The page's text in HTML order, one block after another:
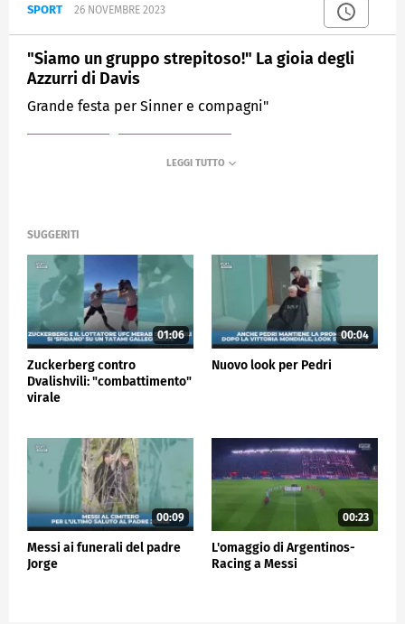
SPORT 26 NOVEMBRE 2023
"Siamo un gruppo strepitoso!" La gioia degli
Azzurri di Davis
Grande festa per Sinner e compagni"
SUGGERITI
01:06
Zuckerberg contro
Dvalishvili: "combattimento"
virale
00:04
Nuovo look per Pedri
00:09
Messi ai funerali del padre
Jorge
00:23
L'omaggio di Argentinos-
Racing a Messi